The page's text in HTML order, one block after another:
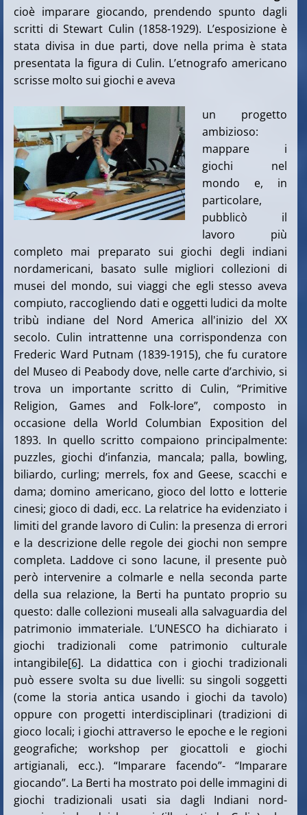
cioè imparare giocando, prendendo spunto dagli
scritti di Stewart Culin (1858-1929). L’esposizione è
stata divisa in due parti, dove nella prima è stata
presentata la figura di Culin. L’etnografo americano
scrisse molto sui giochi e aveva
un progetto
ambizioso:
mappare i
giochi nel
mondo e, in
particolare,
pubblicò il
lavoro più
completo mai preparato sui giochi degli indiani
nordamericani, basato sulle migliori collezioni di
musei del mondo, sui viaggi che egli stesso aveva
compiuto, raccogliendo dati e oggetti ludici da molte
tribù indiane del Nord America all'inizio del XX
secolo. Culin intrattenne una corrispondenza con
Frederic Ward Putnam (1839-1915), che fu curatore
del Museo di Peabody dove, nelle carte d’archivio, si
trova un importante scritto di Culin, “Primitive
Religion, Games and Folk-lore”, composto in
occasione della World Columbian Exposition del
1893. In quello scritto compaiono principalmente:
puzzles, giochi d’infanzia, mancala; palla, bowling,
biliardo, curling; merrels, fox and Geese, scacchi e
dama; domino americano, gioco del lotto e lotterie
cinesi; gioco di dadi, ecc. La relatrice ha evidenziato i
limiti del grande lavoro di Culin: la presenza di errori
e la descrizione delle regole dei giochi non sempre
completa. Laddove ci sono lacune, il presente può
però intervenire a colmarle e nella seconda parte
della sua relazione, la Berti ha puntato proprio su
questo: dalle collezioni museali alla salvaguardia del
patrimonio immateriale. L’UNESCO ha dichiarato i
giochi tradizionali come patrimonio culturale
intangibile[6]. La didattica con i giochi tradizionali
può essere svolta su due livelli: su singoli soggetti
(come la storia antica usando i giochi da tavolo)
oppure con progetti interdisciplinari (tradizioni di
gioco locali; i giochi attraverso le epoche e le regioni
geografiche; workshop per giocattoli e giochi
artigianali, ecc.). “Imparare facendo”- “Imparare
giocando”. La Berti ha mostrato poi delle immagini di
giochi tradizionali usati sia dagli Indiani nord-